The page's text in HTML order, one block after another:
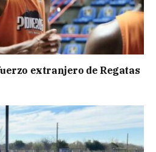
extranjero de Regatas